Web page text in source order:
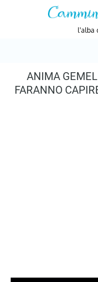
l'alba
ANIMA
FARANNO